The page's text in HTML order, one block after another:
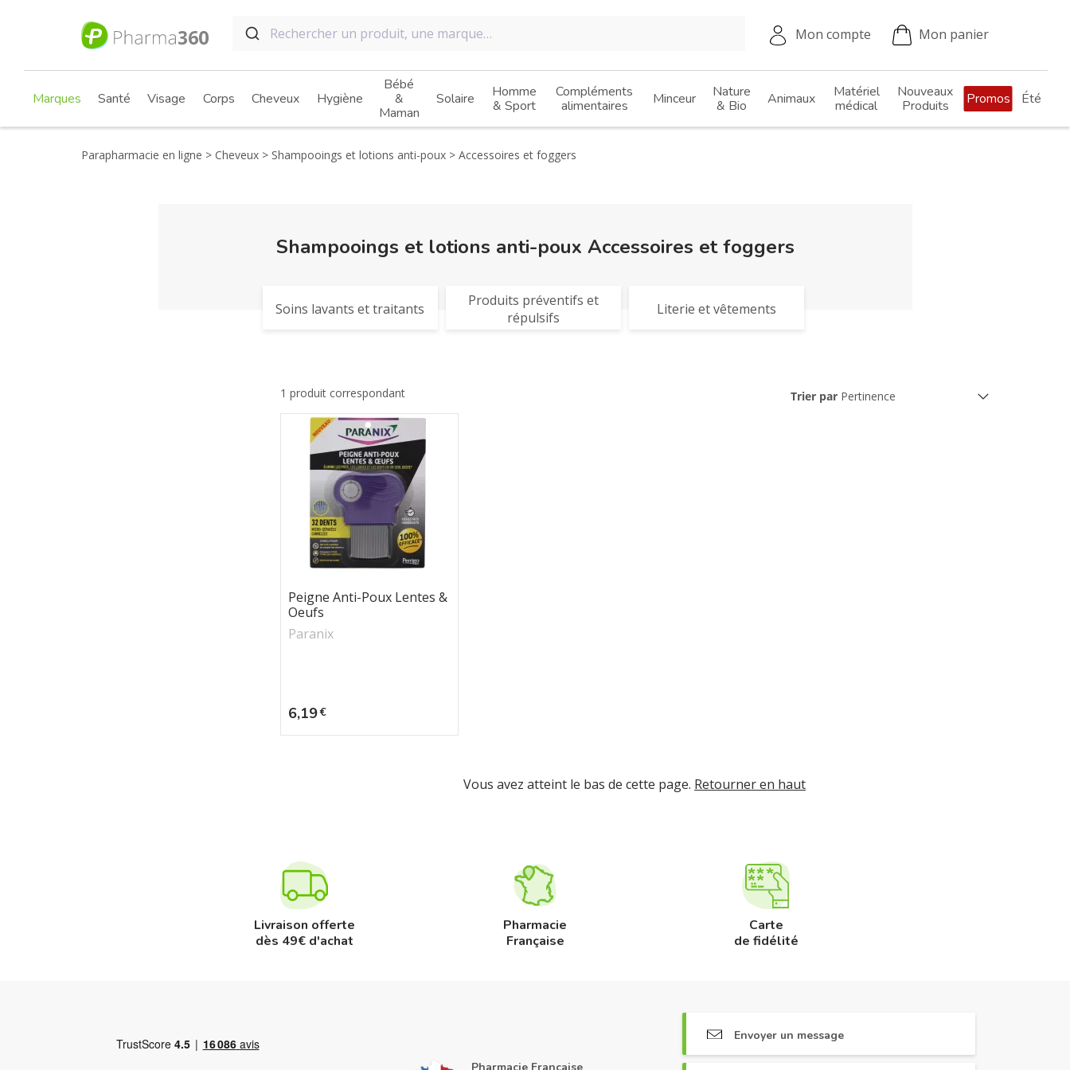
Mon compte Mon panier
Marques Santé Visage Corps Cheveux Hygiène
Bébé
&
Maman
Solaire
Homme
& Sport
Compléments
alimentaires
Minceur
Nature
& Bio
Animaux
Matériel
médical
Nouveaux
Produits
Promos Été
Parapharmacie en ligne Cheveux Shampooings et lotions anti-poux Accessoires et foggers
Shampooings et lotions anti-poux Accessoires et foggers
Soins lavants et traitants
Produits préventifs et
répulsifs
Literie et vêtements
Trier par
1 produit correspondant
Peigne Anti-Poux Lentes &
Oeufs
Paranix
Prix
6,19€
Vous avez atteint le bas de cette page. Retourner en haut
Livraison offerte
dès 49€ d'achat
Pharmacie
Française
Carte
de fidélité
Pharmacie Française
Envoyer un message